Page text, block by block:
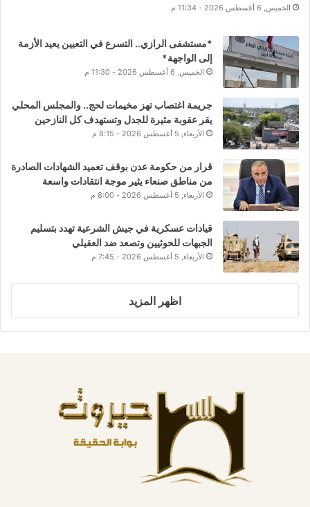
الخميس, 6 أغسطس 2026 - 11:34 م
*مستشفى الرازي.. التسرع في التعيين يعيد الأزمة
إلى الواجهة*
الخميس, 6 أغسطس 2026 - 11:30 م
جريمة اغتصاب تهز مخيمات لحج.. والمجلس المحلي
يقر عقوبة مثيرة للجدل وتستهدف كل النازحين
الأربعاء, 5 أغسطس 2026 - 8:15 م
قرار من حكومة عدن بوقف تعميد الشهادات الصادرة
من مناطق صنعاء يثير موجة انتقادات واسعة
الأربعاء, 5 أغسطس 2026 - 8:00 م
قيادات عسكرية في جيش الشرعية تهدد بتسليم
الجبهات للحوثيين وتصعد ضد العقيلي
الأربعاء, 5 أغسطس 2026 - 7:45 م
اظهر المزيد